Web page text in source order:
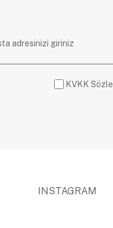
KVKK
INSTAGRAM